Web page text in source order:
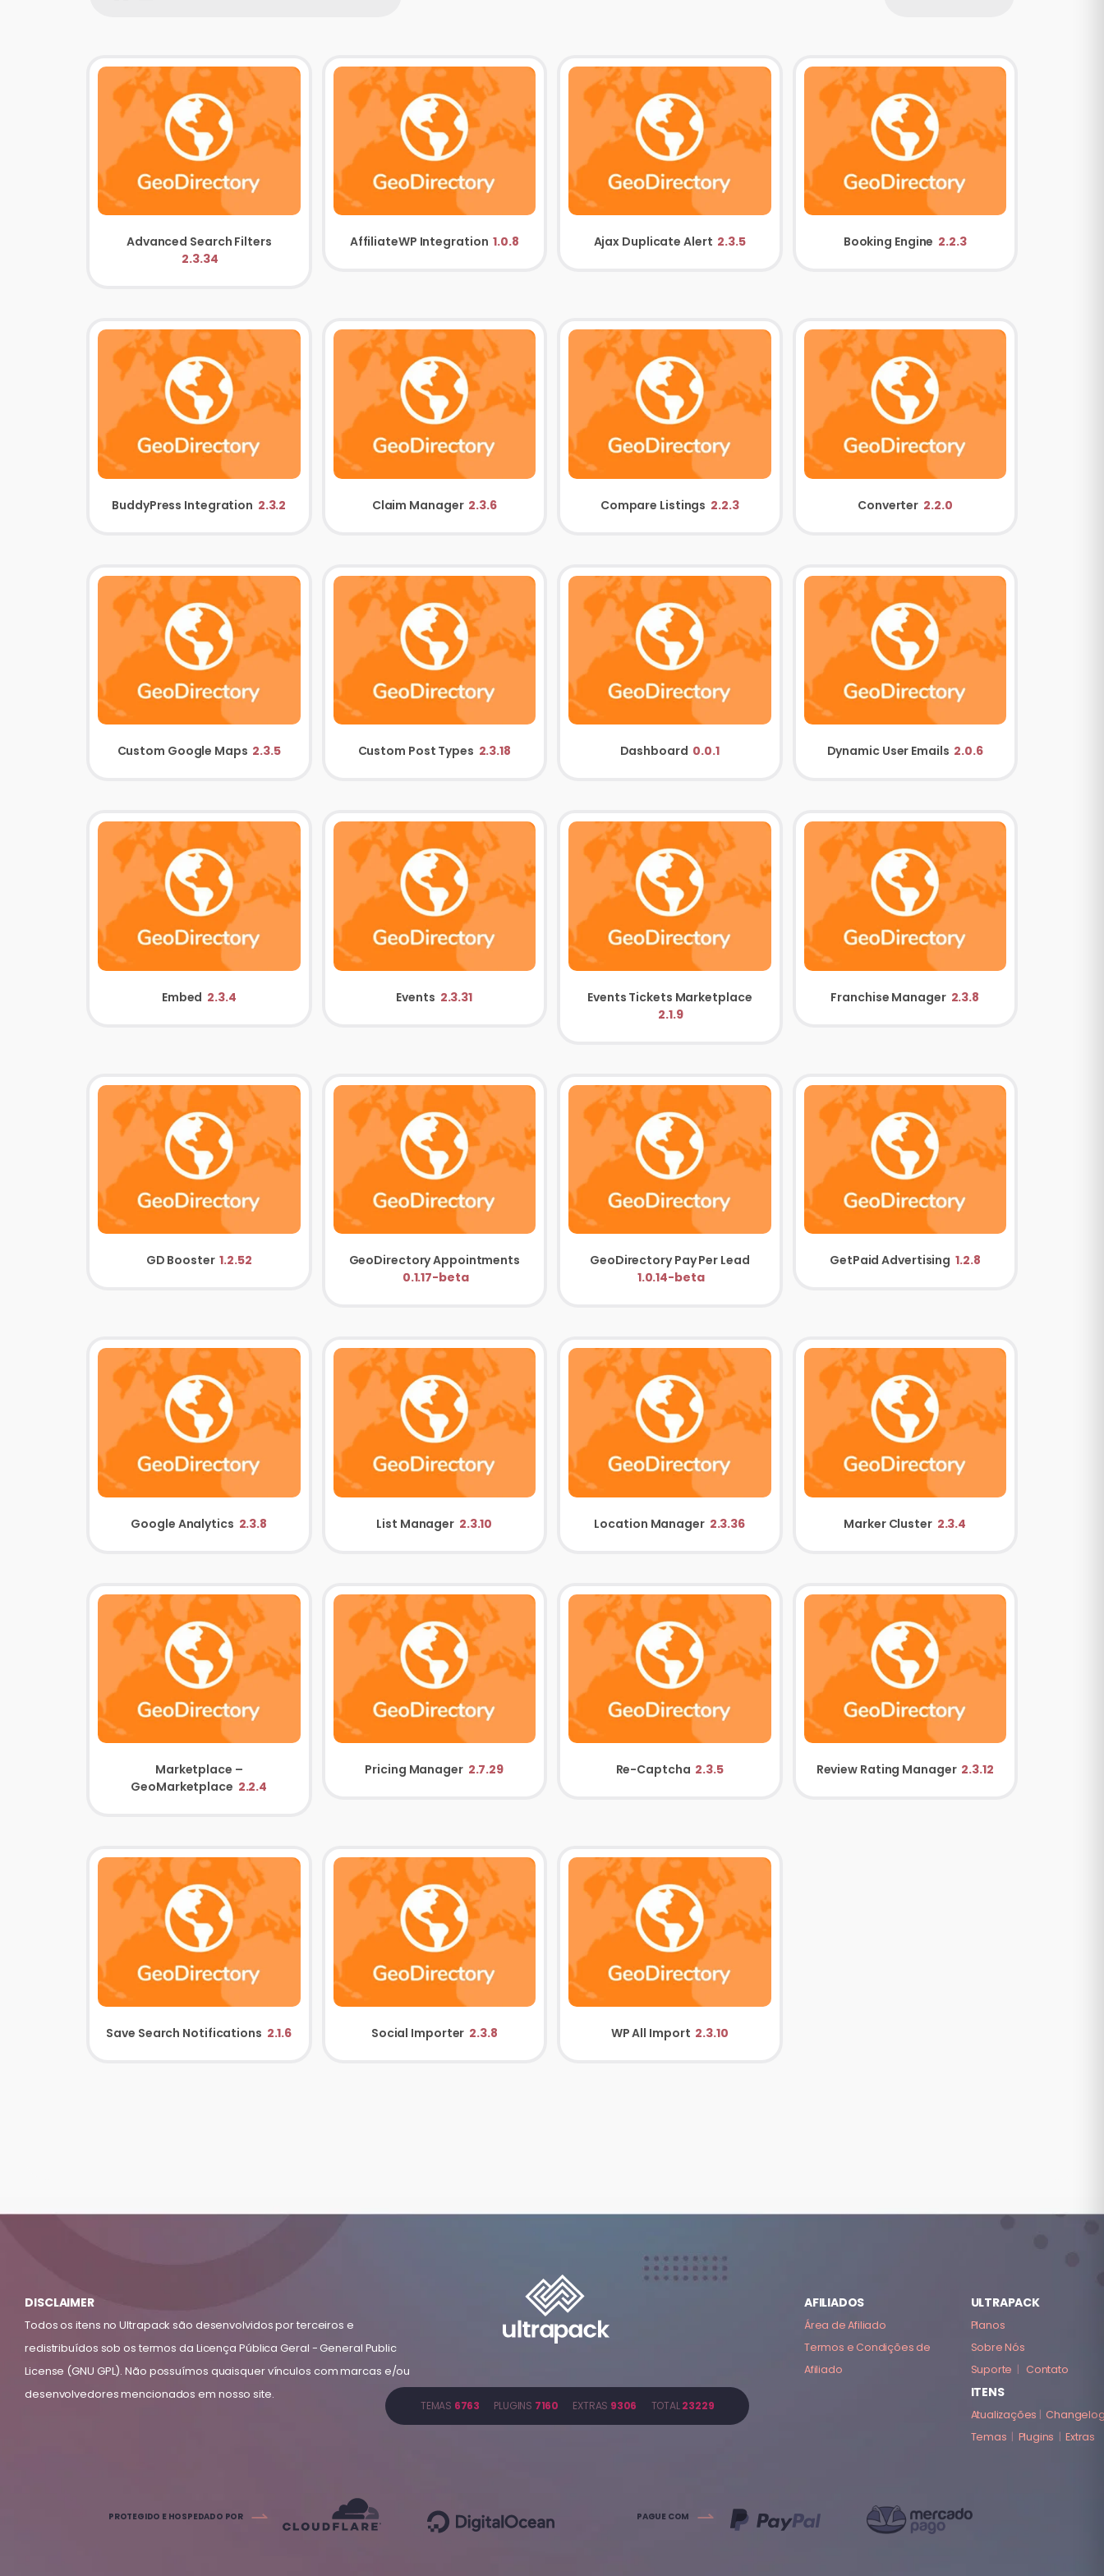
2.3.34
AffiliateWP Integration 1.0.8 Ajax Duplicate Alert 2.3.5 Booking Engine 2.2.3
BuddyPress Integration 2.3.2 Claim Manager 2.3.6 Compare Listings 2.2.3 Converter 2.2.0
Custom Google Maps 2.3.5 Custom Post Types 2.3.18 Dashboard 0.0.1 Dynamic User Emails 2.0.6
Embed 2.3.4 Events 2.3.31
2.1.9
Franchise Manager 2.3.8
GD Booster 1.2.52
0.1.17-beta
1.0.14-beta
GetPaid Advertising 1.2.8
Google Analytics 2.3.8 List Manager 2.3.10 Location Manager 2.3.36 Marker Cluster 2.3.4
Marketplace –
GeoMarketplace 2.2.4
Pricing Manager 2.7.29 Re-Captcha 2.3.5 Review Rating Manager 2.3.12
Save Search Notifications 2.1.6 Social Importer 2.3.8 WP All Import 2.3.10
TEMAS 6763 PLUGINS 7160 EXTRAS 9306 TOTAL23229
DISCLAIMER
Todos os itens no Ultrapack são desenvolvidos por terceiros e
redistribuídos sob os termos da Licença Pública Geral - General Public
License (GNU GPL). Não possuímos quaisquer vínculos com marcas e/ou
desenvolvedores mencionados em nosso site.
AFILIADOS
Área de Afiliado
Termos e Condições de
Afiliado
ULTRAPACK
Planos
Sobre Nós
Suporte | Contato
ITENS
Atualizações |
Temas | Plugins | Extras
PROTEGIDO E HOSPEDADO POR PAGUE COM